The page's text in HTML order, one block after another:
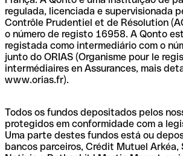
regulada, licenciada e supervisionada
Contrôle Prudentiel et de Résolution
o número de registo 16958. A Qonto
registada como intermediário com o
junto do ORIAS (Organisme pour le
intermédiaires en Assurances, mais
www.orias.fr).
Todos os fundos depositados pelos
protegidos em conformidade com a
Uma parte destes fundos está ou
bancos parceiros, Crédit Mutuel Arkéa,